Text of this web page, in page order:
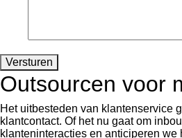
Versturen
Outsourcen voor
Het uitbesteden van klantenservice
klantcontact. Of het nu gaat om
klanteninteracties en anticiperen